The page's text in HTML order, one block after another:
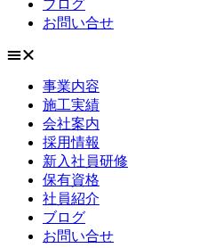
ブログ
お問い合せ
事業内容
施工実績
会社案内
採用情報
新入社員研修
保有資格
社員紹介
ブログ
お問い合せ